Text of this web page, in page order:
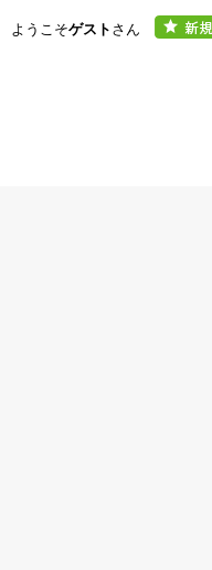
ようこそゲスト さん